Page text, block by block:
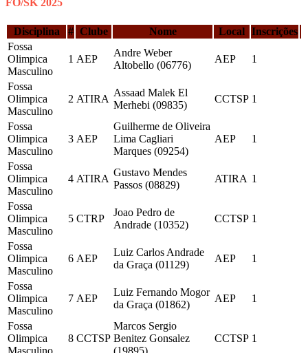
Disciplina # Clube Nome Local Inscrições
Fossa
Olimpica
Masculino
1 AEP
Andre Weber
Altobello (06776)
AEP 1
Fossa
Olimpica
Masculino
2 ATIRA
Assaad Malek El
Merhebi (09835)
CCTSP 1
Fossa
Olimpica
Masculino
3 AEP
Guilherme de Oliveira
Lima Cagliari
Marques (09254)
AEP 1
Fossa
Olimpica
Masculino
4 ATIRA
Gustavo Mendes
Passos (08829)
ATIRA 1
Fossa
Olimpica
Masculino
5 CTRP
Joao Pedro de
Andrade (10352)
CCTSP 1
Fossa
Olimpica
Masculino
6 AEP
Luiz Carlos Andrade
da Graça (01129)
AEP 1
Fossa
Olimpica
Masculino
7 AEP
Luiz Fernando Mogor
da Graça (01862)
AEP 1
Fossa
Olimpica
Masculino
8 CCTSP
Marcos Sergio
Benitez Gonsalez
(19895)
CCTSP 1